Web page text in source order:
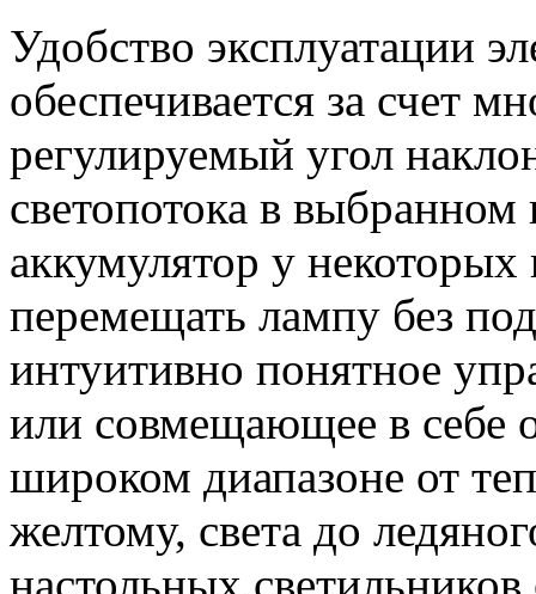
Удобство эксплуатации
обеспечивается за счет
регулируемый угол
светопотока в
аккумулятор у
перемещать лампу без
интуитивно понятное
или совмещающее в себе
широком диапазоне от
желтому, света до
настольных